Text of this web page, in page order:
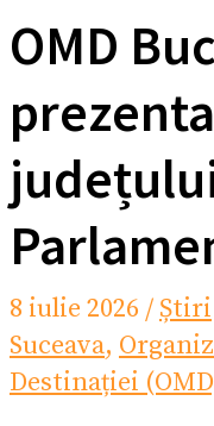
OMD
8 iulie 2026 / Știri
Suceava,
Destinației